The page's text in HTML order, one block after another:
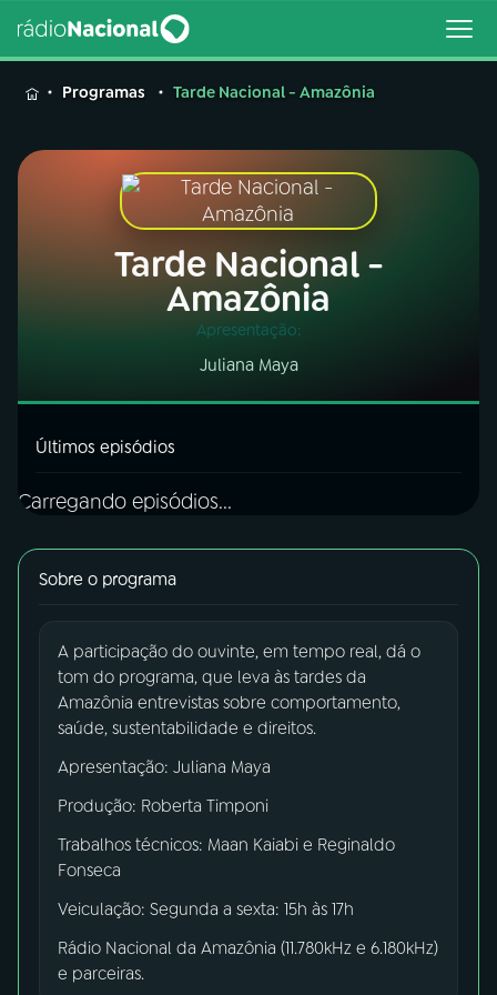
MENU
Buscar
AO VIVO
01INÍCIO
03PROGRAMAÇÃO
05PODCASTS
06VIDEOCASTS
07ÚLTIMAS
08FESTIVAL DE MÚSICA
ACOMPANHE A RÁDIO NACIONAL
Programas Tarde Nacional - Amazônia
Tarde Nacional -
Amazônia
Apresentação:
Juliana Maya
Últimos episódios
Carregando episódios...
Sobre o programa
A participação do ouvinte, em tempo real, dá o
tom do programa, que leva às tardes da
Amazônia entrevistas sobre comportamento,
saúde, sustentabilidade e direitos.
Apresentação: Juliana Maya
Produção: Roberta Timponi
Trabalhos técnicos: Maan Kaiabi e Reginaldo
Fonseca
Veiculação: Segunda a sexta: 15h às 17h
Rádio Nacional da Amazônia (11.780kHz e 6.180kHz)
e parceiras.